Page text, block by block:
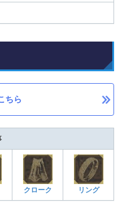
ちら
クローク リング